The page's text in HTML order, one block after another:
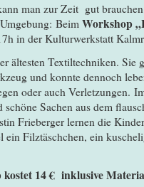
man zur Zeit gut
Beim Workshop
in der Kulturwerkstatt
ältesten Textiltechniken.
und konnte dennoch
oder auch Verletzungen.
Sachen aus dem
Frieberger lernen die
ein Filztäschchen, ein
14 € inklusive